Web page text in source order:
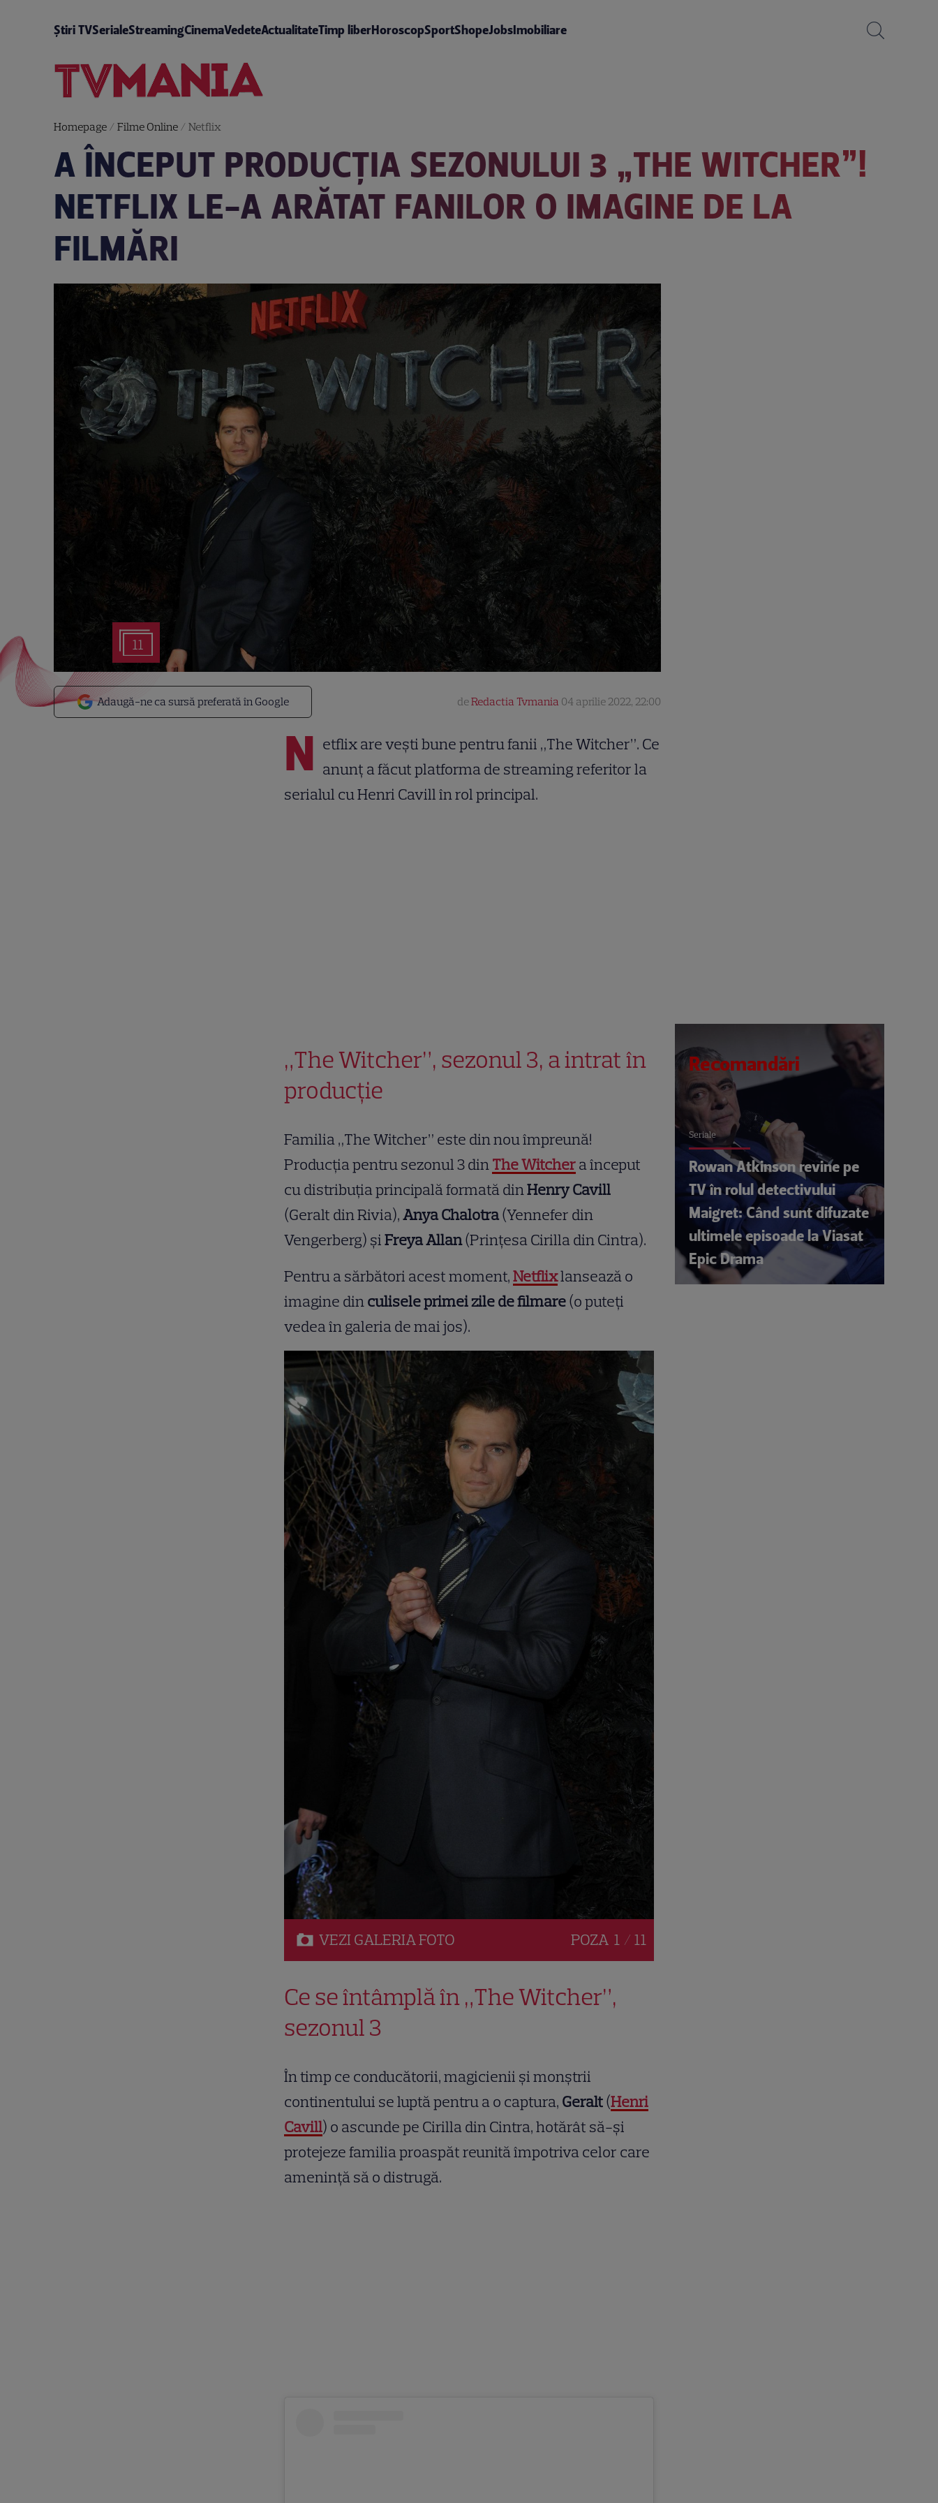
Știri TVSerialeStreamingCinemaVedeteActualitateTimp liberHoroscopSportShopeJobsImobiliare
Homepage/ Filme Online/ Netflix
A ÎNCEPUT PRODUCȚIA SEZONULUI 3 „THE WITCHER”!
NETFLIX LE-A ARĂTAT FANILOR O IMAGINE DE LA
FILMĂRI
11
Adaugă-ne ca sursă preferată în Google deRedactia Tvmania 04 aprilie 2022, 22:00
N etflix are vești bune pentru fanii „The Witcher”. Ce
anunț a făcut platforma de streaming referitor la
serialul cu Henri Cavill în rol principal.
„The Witcher”, sezonul 3, a intrat în
producție
Familia „The Witcher” este din nou împreună!
Producția pentru sezonul 3 dinThe Witchera început
cu distribuția principală formată dinHenry Cavill
(Geralt din Rivia),Anya Chalotra(Yennefer din
Vengerberg) șiFreya Allan(Prințesa Cirilla din Cintra).
Pentru a sărbători acest moment,Netflixlansează o
imagine dinculisele primei zile de filmare(o puteți
vedea în galeria de mai jos).
VEZI GALERIAFOTO POZA 1 / 11
Ce se întâmplă în „The Witcher”,
sezonul 3
În timp ce conducătorii, magicienii și monștrii
continentului se luptă pentru a o captura, Geralt(Henri
Cavill) o ascunde pe Cirilla din Cintra, hotărât să-și
protejeze familia proaspăt reunită împotriva celor care
amenință să o distrugă.
Recomandări
Seriale
Rowan Atkinson revine pe
TV în rolul detectivului
Maigret: Când sunt difuzate
ultimele episoade la Viasat
Epic Drama